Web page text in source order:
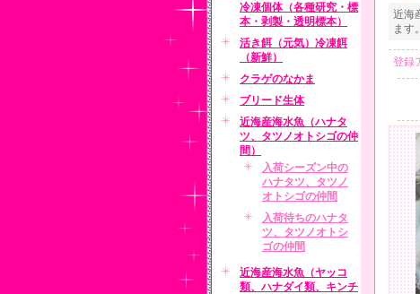
冷凍個体（各種研究・標
本・剥製・透明標本）
活き餌（元気）冷凍餌
（新鮮）
クラゲのなかま
ブリード生体
近海産海水魚（ハナタ
ツ、タツノオトシゴの仲
間）
入荷シーズン中の
ハナタツ、タツノ
オトシゴの仲間
入荷待ちのハナタ
ツ、タツノオトシ
ゴの仲間
近海産海水魚（ヤッコ
類、ハナダイ類、キンチ
近海
ます。
登録